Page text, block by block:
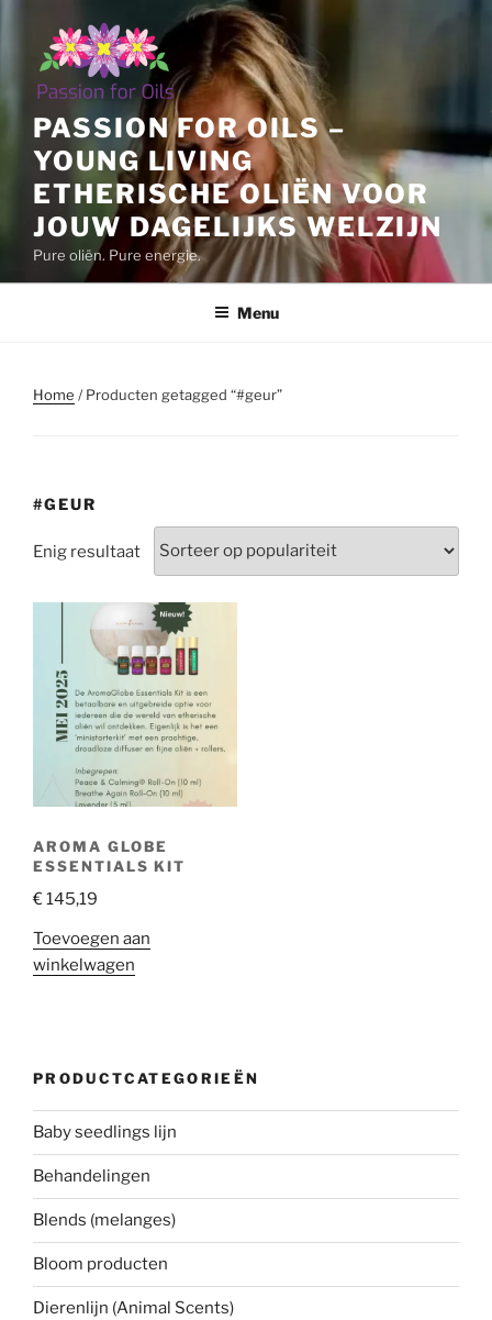
inhoud
PASSION FOR OILS –
YOUNG LIVING
ETHERISCHE OLIËN VOOR
JOUW DAGELIJKS WELZIJN
Pure oliën. Pure energie.
Menu
Home / Producten getagged “#geur”
#GEUR
Enig resultaat
AROMA GLOBE
ESSENTIALS KIT
€145,19
Toevoegen aan
winkelwagen
PRODUCTCATEGORIEËN
Baby seedlings lijn
Behandelingen
Blends (melanges)
Bloom producten
Dierenlijn (Animal Scents)